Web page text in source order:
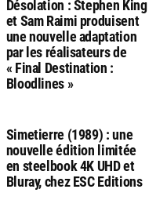
Désolation : Stephen King
et Sam Raimi produisent
une nouvelle adaptation
par les réalisateurs de
« Final Destination :
Bloodlines »
Simetierre (1989) : une
nouvelle édition limitée
en steelbook 4K UHD et
Bluray, chez ESC Editions